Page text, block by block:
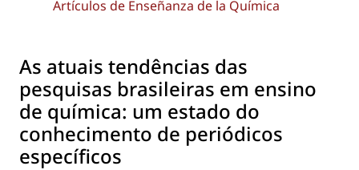
Artículos de Enseñanza de la Química
As atuais tendências das
pesquisas brasileiras em ensino
de química: um estado do
conhecimento de periódicos
específicos